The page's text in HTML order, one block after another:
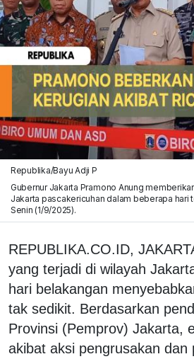
Republika/Bayu Adji P
Gubernur Jakarta Pramono Anung
Jakarta pascakericuhan dalam beberapa hari
Senin (1/9/2025).
REPUBLIKA.CO.ID,
yang terjadi di wilayah
hari belakangan
tak sedikit. Berdasarkan
Provinsi (Pemprov) Jakarta,
akibat aksi pengrusakan dan